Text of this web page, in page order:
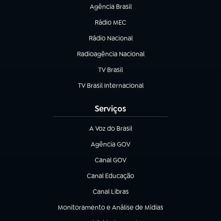
Agência Brasil
(abre em nova aba)
Rádio MEC
(abre em nova aba)
Rádio Nacional
Radioagência Nacional
(abre em nova aba)
TV Brasil
(abre em nova aba)
TV Brasil Internacional
(abre em nova aba)
Serviços
A Voz do Brasil
(abre em nova aba)
Agência GOV
(abre em nova aba)
Canal GOV
(abre em nova aba)
Canal Educação
(abre em nova aba)
Canal Libras
(abre em nova aba)
Monitoramento e Análise de Mídias
(abre em nova aba)